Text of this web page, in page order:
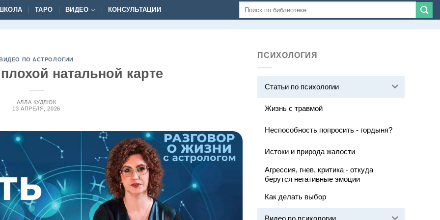
ТАРО ВИДЕО
КОНСУЛЬТАЦИИ
ПО АСТРОЛОГИИ
натальной карте
АЛЛА КУДЛЮК
13 АПРЕЛЯ, 2026
ПСИХОЛОГИЯ
Статьи по психологии
Жизнь с травмой
Неспособность попросить - гордыня?
Истоки и природа жалости
Агрессия, гнев, критика - откуда
берутся негативные эмоции
Как делать выбор
Видео по психологии